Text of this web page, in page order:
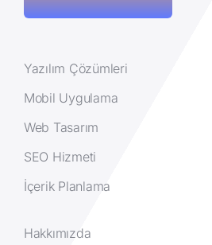
Yazılım Çözümleri
Mobil Uygulama
Web Tasarım
SEO Hizmeti
İçerik Planlama
Hakkımızda